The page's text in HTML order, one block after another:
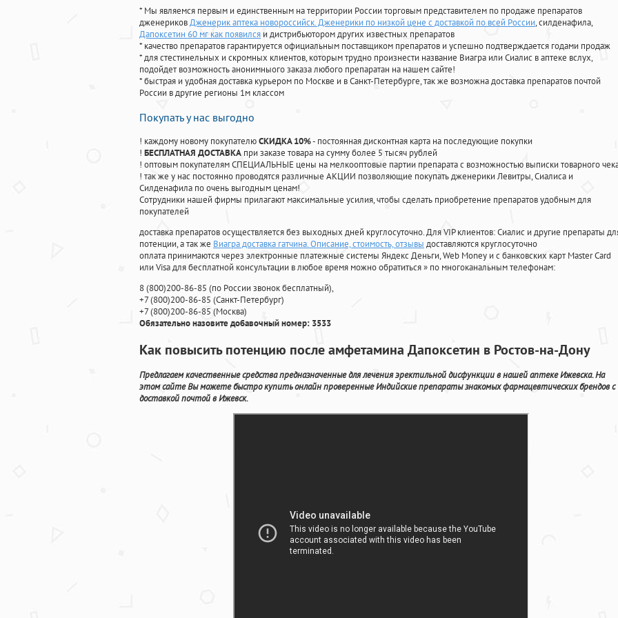
* Мы являемся первым и единственным на территории России торговым представителем по продаже препаратов
дженериковДженерик аптека новороссийск. Дженерики по низкой цене с доставкой по всей России, силденафила,
Дапоксетин 60 мг как появился и дистрибьютором других известных препаратов
* качество препаратов гарантируется официальным поставщиком препаратов и успешно подтверждается годами продаж
* для стестинельных и скромных клиентов, которым трудно произнести название Виагра или Сиалис в аптеке вслух,
подойдет возможность анонимныого заказа любого препаратан на нашем сайте!
* быстрая и удобная доставка курьером по Москве и в Санкт-Петербурге, так же возможна доставка препаратов почтой
России в другие регионы 1м классом
Покупать у нас выгодно
! каждому новому покупателюСКИДКА 10%- постоянная дисконтная карта на последующие покупки
! БЕСПЛАТНАЯ ДОСТАВКА при заказе товара на сумму более 5 тысяч рублей
! оптовым покупателям СПЕЦИАЛЬНЫЕ цены на мелкооптовые партии препарата с возможностью выписки товарного
! так же у нас постоянно проводятся различные АКЦИИ позволяющие покупать дженерики Левитры, Сиалиса и
Силденафила по очень выгодным ценам!
Cотрудники нашей фирмы прилагают максимальные усилия, чтобы сделать приобретение препаратов удобным для
покупателей
доставка препаратов осуществляется без выходных дней круглосуточно. Для VIP клиентов: Сиалис и другие препараты
потенции, а так же Виагра доставка гатчина. Описание, стоимость, отзывы доставляются круглосуточно
оплата принимаются через электронные платежные системы Яндекс Деньги, Web Money и с банковских карт Master Card
или Visa для бесплатной консультации в любое время можно обратиться» по многоканальным телефонам:
8(800)200-86-85 (по России звонок бесплатный),
+7(800)200-86-85 (Санкт-Петербург)
+7(800)200-86-85 (Москва)
Обязательно назовите добавочный номер: 3533
Как повысить потенцию после амфетамина Дапоксетин в Ростов-на-Дону
Предлагаем качественные средства предназначенные для лечения эректильной дисфункции в нашей аптеке Ижевска. На
этом сайте Вы можете быстро купить онлайн проверенные Индийские препараты знакомых фармацевтических брендов с
доставкой почтой в Ижевск.